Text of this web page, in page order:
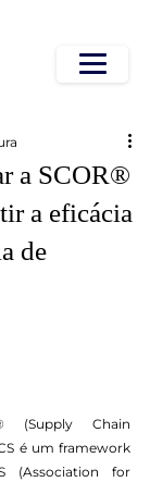
a SCOR®
a eficácia
de
(Supply Chain
é um framework
(Association for